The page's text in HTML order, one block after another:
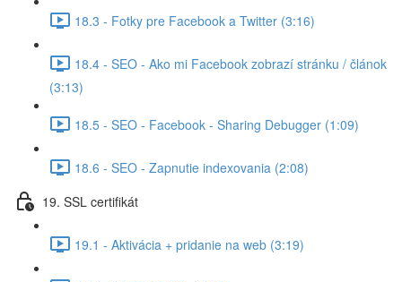
18.3 - Fotky pre Facebook a Twitter (3:16)
18.4 - SEO - Ako mi Facebook zobrazí stránku / článok
(3:13)
18.5 - SEO - Facebook - Sharing Debugger (1:09)
18.6 - SEO - Zapnutie indexovania (2:08)
19. SSL certifikát
19.1 - Aktivácia + pridanie na web (3:19)